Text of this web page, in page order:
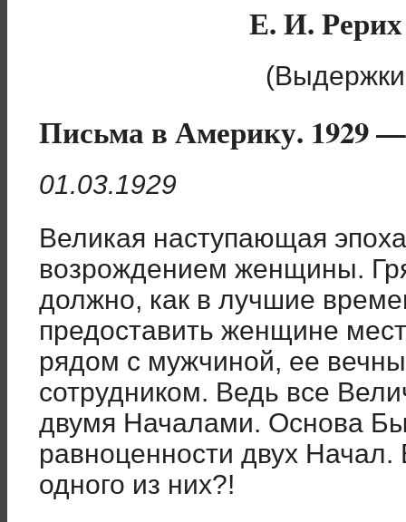
Е. И.
Письма в Америку. 1929
01.03.1929
Великая наступающая
возрождением женщины.
должно, как в лучшие
предоставить женщине
рядом с мужчиной, ее
сотрудником. Ведь все
двумя Началами. Основа
равноценности двух
одного из них?!